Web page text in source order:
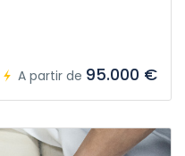
A partir de 95.000 €